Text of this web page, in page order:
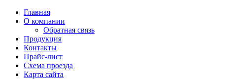
Главная
О компании
Обратная связь
Продукция
Контакты
Прайс-лист
Схема проезда
Карта сайта